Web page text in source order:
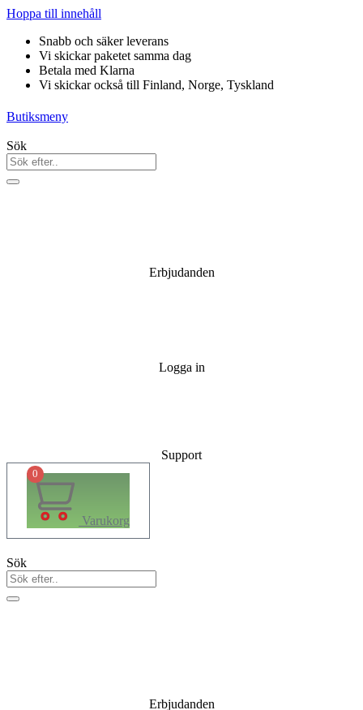
Hoppa till innehåll
Snabb och säker leverans
Vi skickar paketet samma dag
Betala med Klarna
Vi skickar också till Finland, Norge, Tyskland
Butiksmeny
Sök
Erbjudanden
Logga in
Support
0
Varukorg
Sök
Erbjudanden